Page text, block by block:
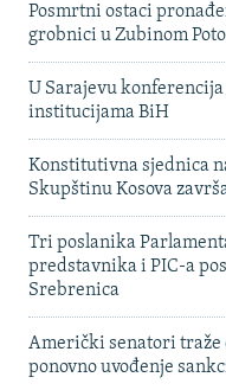
Posmrtni ostaci
grobnici u Zubinom
U Sarajevu
institucijama BiH
Konstitutivna sjednica
Skupštinu Kosova
Tri poslanika
predstavnika i PIC-a
Srebrenica
Američki senatori traže
ponovno uvođenje